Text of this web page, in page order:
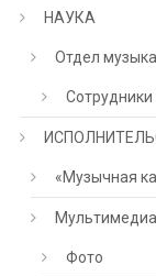
НАУКА
Отдел
«Музычная
Мультимедиа
Фото